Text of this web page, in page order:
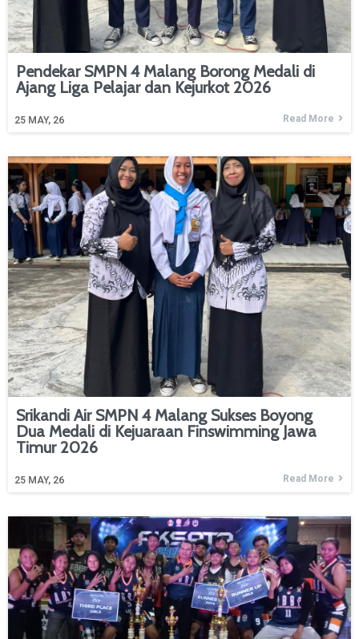
Pendekar SMPN 4 Malang Borong Medali di
Ajang Liga Pelajar dan Kejurkot 2026
25 MAY, 26 Read More
Srikandi Air SMPN 4 Malang Sukses Boyong
Dua Medali di Kejuaraan Finswimming Jawa
Timur 2026
25 MAY, 26 Read More